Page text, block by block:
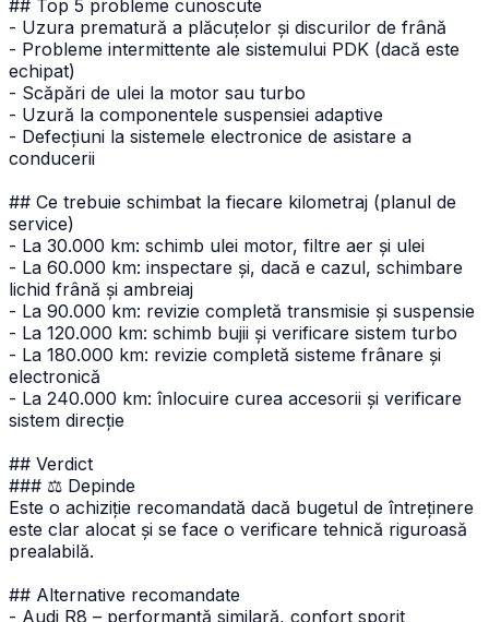
## Top 5 probleme cunoscute
- Uzura prematură a plăcuțelor și discurilor de frână
- Probleme intermittente ale sistemului PDK (dacă este
echipat)
- Scăpări de ulei la motor sau turbo
- Uzură la componentele suspensiei adaptive
- Defecțiuni la sistemele electronice de asistare a
conducerii
## Ce trebuie schimbat la fiecare kilometraj (planul de
service)
- La 30.000 km: schimb ulei motor, filtre aer și ulei
- La 60.000 km: inspectare și, dacă e cazul, schimbare
lichid frână și ambreiaj
- La 90.000 km: revizie completă transmisie și suspensie
- La 120.000 km: schimb bujii și verificare sistem turbo
- La 180.000 km: revizie completă sisteme frânare și
electronică
- La 240.000 km: înlocuire curea accesorii și verificare
sistem direcție
## Verdict
### ⚖️ Depinde
Este o achiziție recomandată dacă bugetul de întreținere
este clar alocat și se face o verificare tehnică riguroasă
prealabilă.
## Alternative recomandate
- Audi R8 – performanță similară, confort sporit